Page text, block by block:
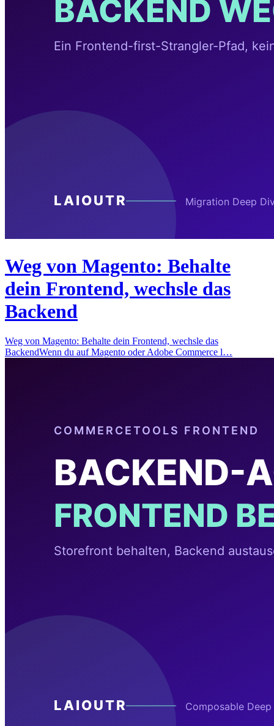
Weg von Magento: Behalte
dein Frontend, wechsle das
Backend
Weg von Magento: Behalte dein Frontend, wechsle das
BackendWenn du auf Magento oder Adobe Commerce l…